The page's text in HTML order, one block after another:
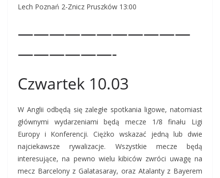
Lech Poznań 2-Znicz Pruszków 13:00
———————————
——————-
Czwartek 10.03
W Anglii odbędą się zaległe spotkania ligowe, natomiast
głównymi wydarzeniami będą mecze 1/8 finału Ligi
Europy i Konferencji. Ciężko wskazać jedną lub dwie
najciekawsze rywalizacje. Wszystkie mecze będą
interesujące, na pewno wielu kibiców zwróci uwagę na
mecz Barcelony z Galatasaray, oraz Atalanty z Bayerem